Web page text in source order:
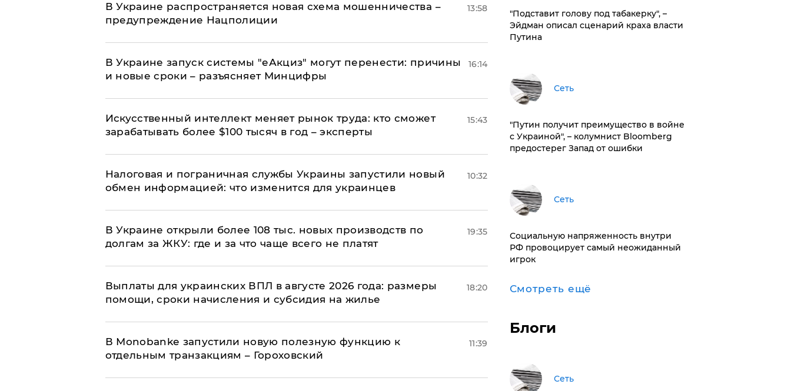
В Украине распространяется новая схема мошенничества –
предупреждение Нацполиции
13:58
В Украине запуск системы "еАкциз" могут перенести: причины
и новые сроки – разъясняет Минцифры
16:14
Искусственный интеллект меняет рынок труда: кто сможет
зарабатывать более $100 тысяч в год – эксперты
15:43
Налоговая и пограничная службы Украины запустили новый
обмен информацией: что изменится для украинцев
10:32
В Украине открыли более 108 тыс. новых производств по
долгам за ЖКУ: где и за что чаще всего не платят
19:35
Выплаты для украинских ВПЛ в августе 2026 года: размеры
помощи, сроки начисления и субсидия на жилье
18:20
В Мonobankе запустили новую полезную функцию к
отдельным транзакциям – Гороховский
11:39
​"Подставит голову под табакерку", –
Эйдман описал сценарий краха власти
Путина
Сеть
"Путин получит преимущество в войне
с Украиной", – колумнист Bloomberg
предостерег Запад от ошибки
Сеть
Социальную напряженность внутри
РФ провоцирует самый неожиданный
игрок
Смотреть ещё
Блоги
Сеть